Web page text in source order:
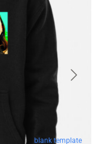
blank template